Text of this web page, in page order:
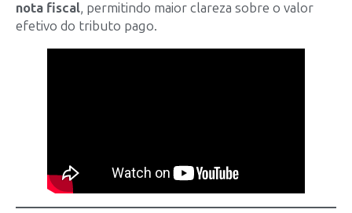
nota fiscal, permitindo maior clareza sobre o valor
efetivo do tributo pago.